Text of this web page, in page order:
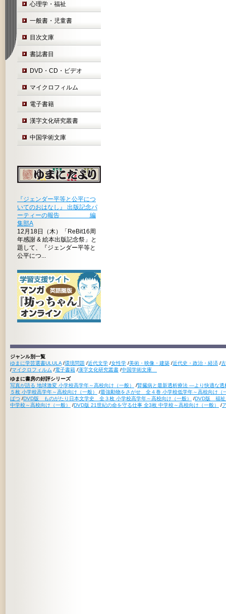
心理学・福祉
一般書・児童書
目次文庫
書誌書目
DVD・CD・ビデオ
マイクロフィルム
電子書籍
漢字文化研究叢書
中国学術文庫
『ジェンダー平等と公平につ
いてのおはなし』 出版記念パ
ーティーの報告 編
集部A
12月18日（木）「ReBit16周
年感謝 & 絵本出版記念祭」と
題して、『ジェンダー平等と
公平につ...
ジャンル別一覧
ゆまに学芸選書ULULA /環境問題 /近代文学 /女性学 /美術・映像・建築 /近代史・政治・経済 /
/マイクロフィルム /電子書籍 /漢字文化研究叢書 /中国学術文庫
ゆまに書房の好評シリーズ
写真が語る 地球激変 小学校高学年～高校向け（一般）
/腎臓病と最新透析療法 ―より快適な
５枚 小学校高学年～高校向け（一般）
/最強動物をさがせ 全４巻 小学校低学年～高校向け（
ばつ /DVD版 ものがたり日本文学史 全３枚 小学校高学年～高校向け（一般） /DVD版 福祉
中学校～高校向け（一般）
/DVD版 21世紀の命を守る仕事 全3枚 中学校～高校向け（一般） /